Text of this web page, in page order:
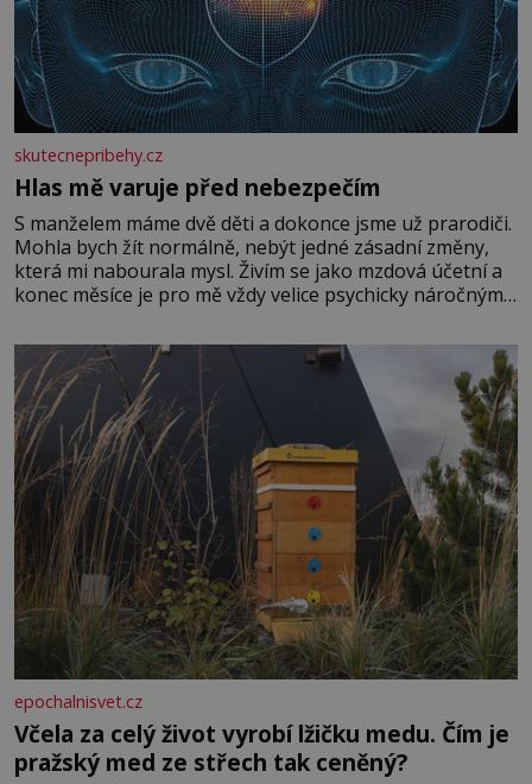
skutecnepribehy.cz
Hlas mě varuje před nebezpečím
S manželem máme dvě děti a dokonce jsme už prarodiči.
Mohla bych žít normálně, nebýt jedné zásadní změny,
která mi nabourala mysl. Živím se jako mzdová účetní a
konec měsíce je pro mě vždy velice psychicky náročným
dál častěji volá o pomoc, co se hlídání týče. Dalo by se
epochalnisvet.cz
Včela za celý život vyrobí lžičku medu. Čím je
pražský med ze střech tak ceněný?